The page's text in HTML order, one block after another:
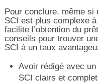
Pour conclure, même
SCI est plus complexe
facilite l’obtention du
conseils pour trouver
SCI à un taux
Avoir rédigé avec
SCI clairs et